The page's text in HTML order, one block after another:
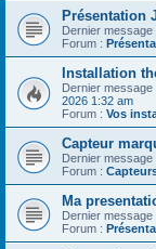
Présentation
Dernier message
Forum :
Installation
Dernier message
2026 1:32 am
Forum : Vos
Capteur
Dernier message
Forum :
Ma
Dernier message
Forum :